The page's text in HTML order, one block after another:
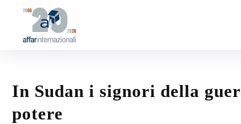
In Sudan i signori della
potere